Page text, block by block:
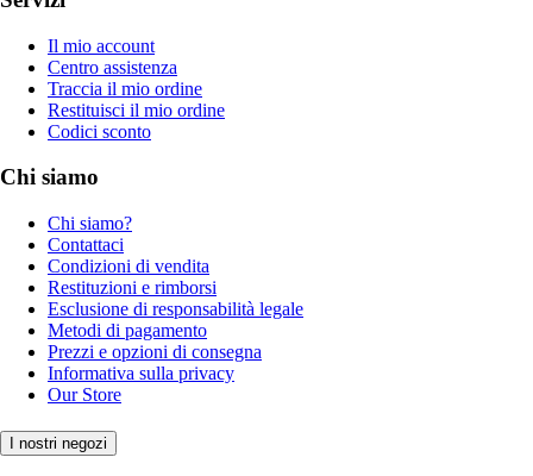
Il mio account
Centro assistenza
Traccia il mio ordine
Restituisci il mio ordine
Codici sconto
Chi siamo
Chi siamo?
Contattaci
Condizioni di vendita
Restituzioni e rimborsi
Esclusione di responsabilità legale
Metodi di pagamento
Prezzi e opzioni di consegna
Informativa sulla privacy
Our Store
I nostri negozi